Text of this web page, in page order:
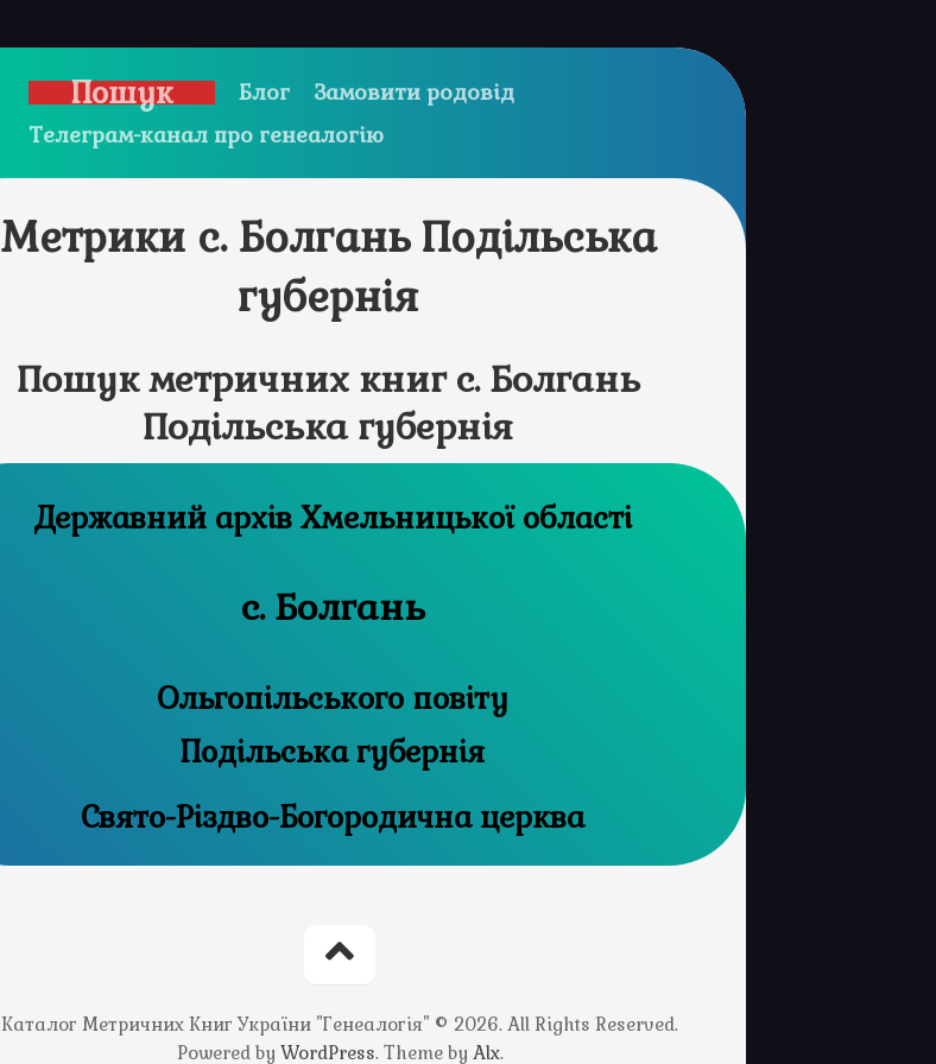
Пошук Блог
Замовити родовід
Телеграм-канал про генеалогію
Метрики с. Болгань Подільська
губернія
Пошук метричних книг с. Болгань
Подільська губернія
Державний архів Хмельницької області
с. Болгань
Ольгопільського повіту
Подільська губернія
Свято-Різдво-Богородична церква
Каталог Метричних Книг України "Генеалогія" © 2026. All Rights Reserved.
Powered by WordPress. Theme by Alx.